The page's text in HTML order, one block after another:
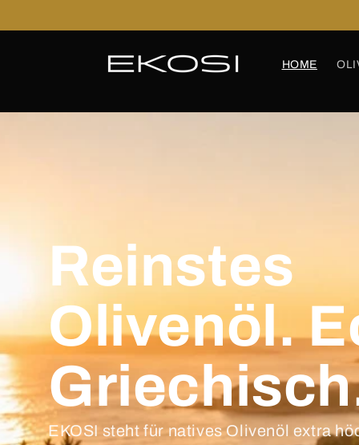
Inhalt
HOME
Reinstes
Olivenöl.
EKOSI steht für natives Olivenöl extra